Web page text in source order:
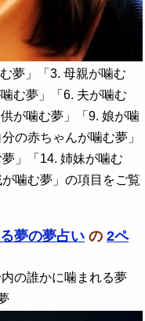
夢」「3. 母親が噛む
む夢」「6. 夫が噛む
が噛む夢」「9. 娘が噛
の赤ちゃんが噛む夢」
」「14. 姉妹が噛む
噛む夢」の項目をご覧
夢の夢占い の 2ペ
の誰かに噛まれる夢